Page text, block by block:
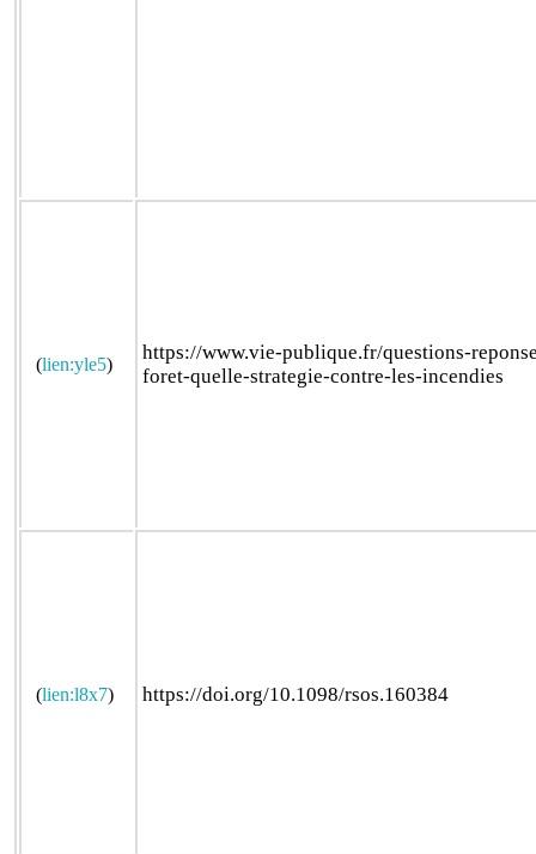
(lien:yle5)
https://www.vie-publique.fr/questions-
foret-quelle-strategie-contre-les-incendies
(lien:l8x7) https://doi.org/10.1098/rsos.160384